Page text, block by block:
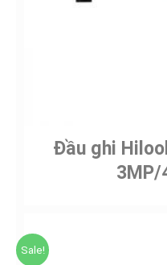
Đầu ghi
3MP/
Sale!